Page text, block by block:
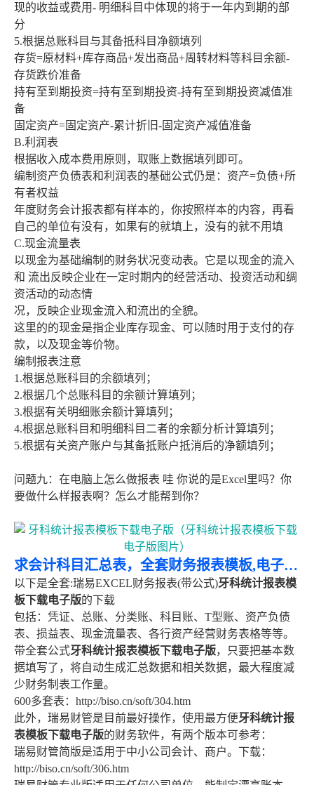
现的收益或费用- 明细科目中体现的将于一年内到期的部
分
5.根据总账科目与其备抵科目净额填列
存货=原材料+库存商品+发出商品+周转材料等科目余额-
存货跌价准备
持有至到期投资=持有至到期投资-持有至到期投资减值准
备
固定资产=固定资产-累计折旧-固定资产减值准备
B.利润表
根据收入成本费用原则，取账上数据填列即可。
编制资产负债表和利润表的基础公式仍是：资产=负债+所
有者权益
年度财务会计报表都有样本的，你按照样本的内容，再看
自己的单位有没有，如果有的就填上，没有的就不用填
C.现金流量表
以现金为基础编制的财务状况变动表。它是以现金的流入
和 流出反映企业在一定时期内的经营活动、投资活动和绸
资活动的动态情
况，反映企业现金流入和流出的全貌。
这里的的现金是指企业库存现金、可以随时用于支付的存
款，以及现金等价物。
编制报表注意
1.根据总账科目的余额填列；
2.根据几个总账科目的余额计算填列；
3.根据有关明细账余额计算填列；
4.根据总账科目和明细科目二者的余额分析计算填列；
5.根据有关资产账户与其备抵账户抵消后的净额填列；
问题九：在电脑上怎么做报表 哇 你说的是Excel里吗？你
要做什么样报表啊？怎么才能帮到你？
求会计科目汇总表，全套财务报表模板,电子表格格式EXCEL 带公式版的有
以下是全套:瑞易EXCEL财务报表(带公式)牙科统计报表模
板下载电子版的下载
包括：凭证、总账、分类账、科目账、T型账、资产负债
表、损益表、现金流量表、各行资产经营财务表格等等。
带全套公式牙科统计报表模板下载电子版，只要把基本数
据填写了，将自动生成汇总数据和相关数据，最大程度减
少财务制表工作量。
600多套表：http://biso.cn/soft/304.htm
此外，瑞易财管是目前最好操作，使用最方便牙科统计报
表模板下载电子版的财务软件，有两个版本可参考：
瑞易财管简版是适用于中小公司会计、商户。下载：
http://biso.cn/soft/306.htm